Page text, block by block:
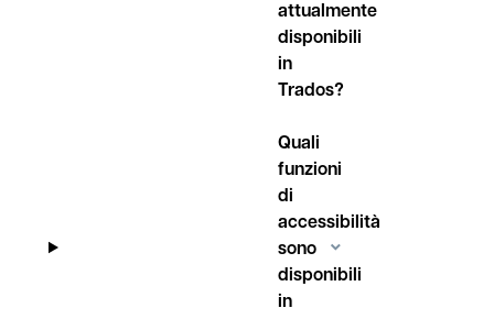
attualmente
disponibili
in
Trados?
Quali
funzioni
di
accessibilità
sono
disponibili
in